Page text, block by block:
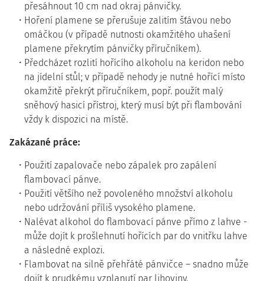
přesáhnout 10 cm nad okraj pánvičky.
Hoření plamene se přerušuje zalitím šťávou nebo
omáčkou (v případě nutnosti okamžitého uhašení
plamene překrytím pánvičky příručníkem).
Předcházet rozlití hořícího alkoholu na keridon nebo
na jídelní stůl; v případě nehody je nutné hořící místo
okamžitě překrýt příručníkem, popř. použít malý
sněhový hasicí přístroj, který musí být při flambování
vždy k dispozici na místě.
Zakázané práce:
Použití zapalovače nebo zápalek pro zapálení
flambovací pánve.
Použití většího než povoleného množství alkoholu
nebo udržování příliš vysokého plamene.
Nalévat alkohol do flambovací pánve přímo z lahve -
může dojít k prošlehnutí hořících par do vnitřku lahve
a následné explozi.
Flambovat na silně přehřáté pánvičce – snadno může
dojít k prudkému vzplanutí par lihoviny.